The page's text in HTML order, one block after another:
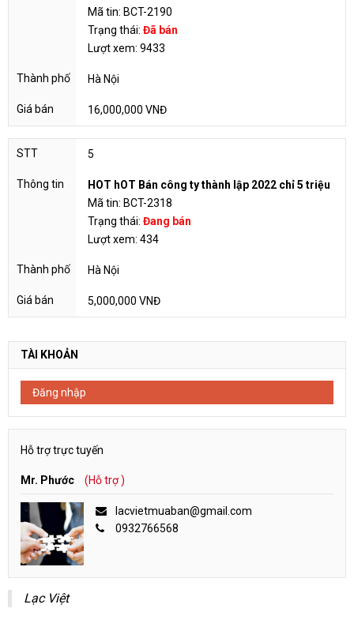
Mã tin: BCT-2190
Trạng thái: Đã bán
Lượt xem: 9433
Hà Nội
16,000,000 VNĐ
5
HOT hOT Bán công ty thành lập 2022 chỉ 5 triệu
Mã tin: BCT-2318
Trạng thái: Đang bán
Lượt xem: 434
Hà Nội
5,000,000 VNĐ
TÀI KHOẢN
Đăng nhập
Hỗ trợ trực tuyến
Mr. Phước (Hỗ trợ )
lacvietmuaban@gmail.com
0932766568
Lạc Việt